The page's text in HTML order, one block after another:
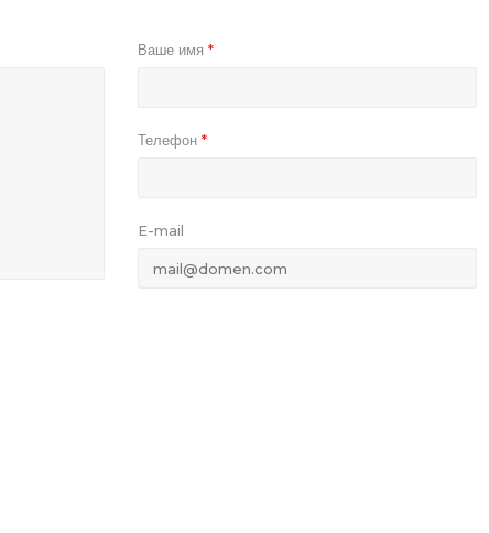
Ваше имя *
Телефон *
E-mail